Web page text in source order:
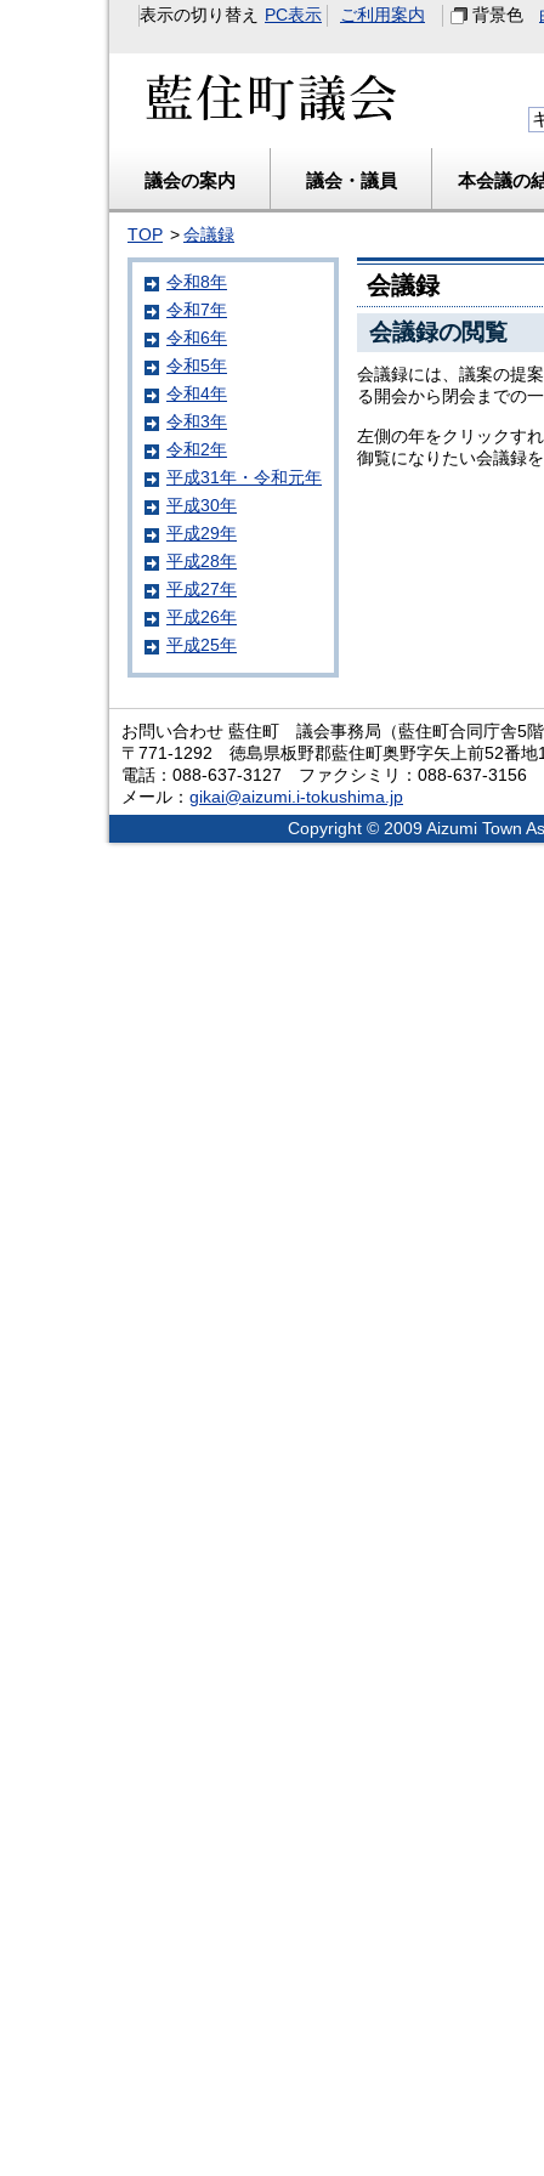
表示の切り替え PC表示 ご利用案内 背景色
議会の案内 議会・議員 本会議の
TOP 会議録
会議録
会議録の閲覧
会議録には、議案の提
る開会から閉会までの
左側の年をクリックす
御覧になりたい会議録
令和8年
令和7年
令和6年
令和5年
令和4年
令和3年
令和2年
平成31年・令和元年
平成30年
平成29年
平成28年
平成27年
平成26年
平成25年
お問い合わせ 藍住町 議会事務局（藍住町合同庁舎5
〒771-1292 徳島県板野郡藍住町奥野字矢上前52番地
電話：088-637-3127 ファクシミリ：088-637-3156
メール： gikai@aizumi.i-tokushima.jp
Copyright © 2009 Aizumi Town